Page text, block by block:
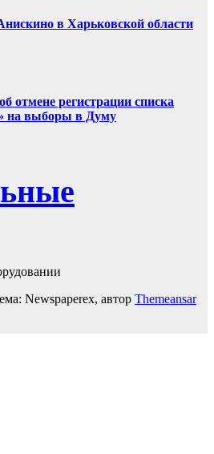
в Харьковской области
отмене регистрации списка
на выборы в Думу
Newspaperex, автор Themeansar